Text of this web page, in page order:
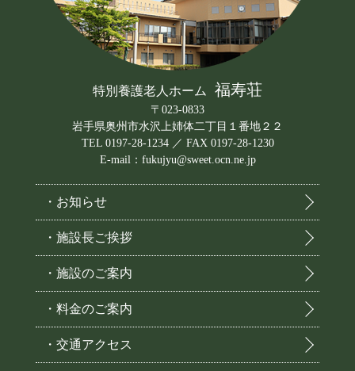
特別養護老人ホーム 福寿荘
〒023-0833
岩手県奥州市水沢上姉体二丁目１番地２２
TEL 0197-28-1234 ／ FAX 0197-28-1230
E-mail：fukujyu@sweet.ocn.ne.jp
・お知らせ
・施設長ご挨拶
・施設のご案内
・料金のご案内
・交通アクセス